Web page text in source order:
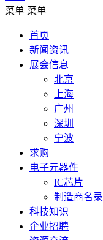
菜单 菜单
首页
新闻资讯
展会信息
北京
上海
广州
深圳
宁波
求购
电子元器件
IC芯片
制造商名录
科技知识
企业招聘